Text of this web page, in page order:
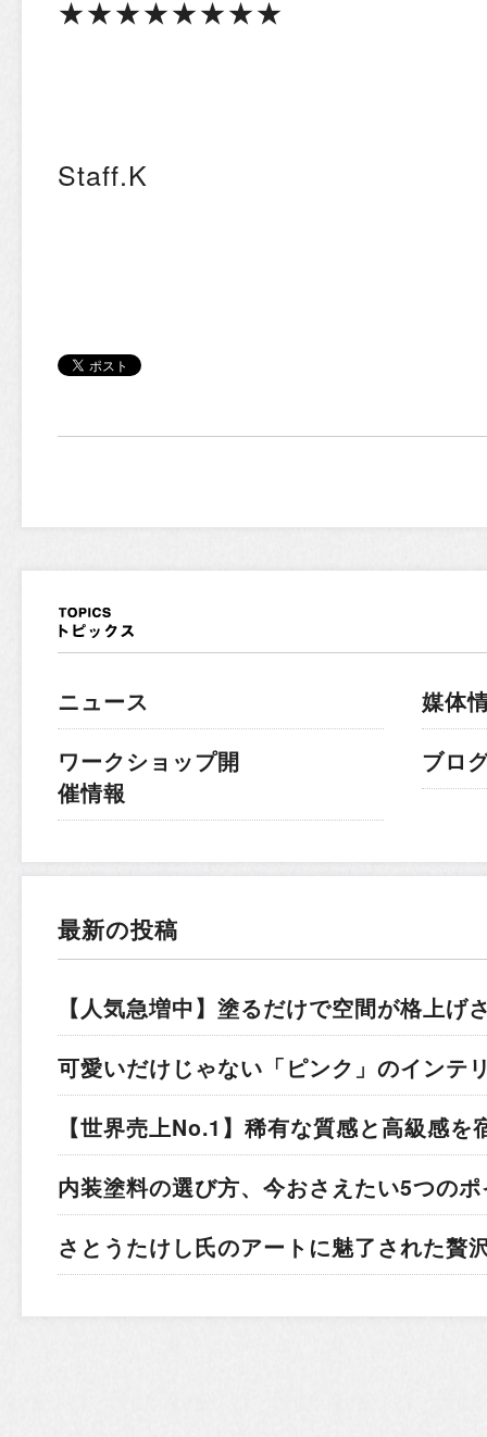
★★★★★★★★
Staff.K
ニュース
ワークショップ開
催情報
媒体
ブロ
最新の投稿
【人気急増中】塗るだけで空間が格上げ
可愛いだけじゃない「ピンク」のインテ
【世界売上No.1】稀有な質感と高級感を
内装塗料の選び方、今おさえたい5つの
さとうたけし氏のアートに魅了された贅